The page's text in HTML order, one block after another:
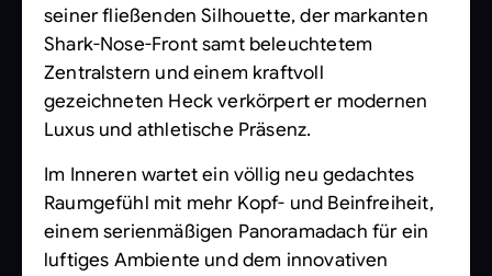
seiner fließenden Silhouette, der markanten
Shark-Nose-Front samt beleuchtetem
Zentralstern und einem kraftvoll
gezeichneten Heck verkörpert er modernen
Luxus und athletische Präsenz.
Im Inneren wartet ein völlig neu gedachtes
Raumgefühl mit mehr Kopf- und Beinfreiheit,
einem serienmäßigen Panoramadach für ein
luftiges Ambiente und dem innovativen